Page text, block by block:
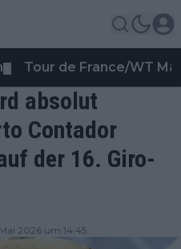
Tour de France/WT
absolut
Contador
der 16. Giro-
2026 um 14:45